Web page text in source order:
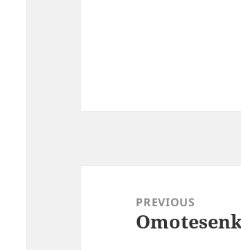
navigationPREVIOUS
Previous